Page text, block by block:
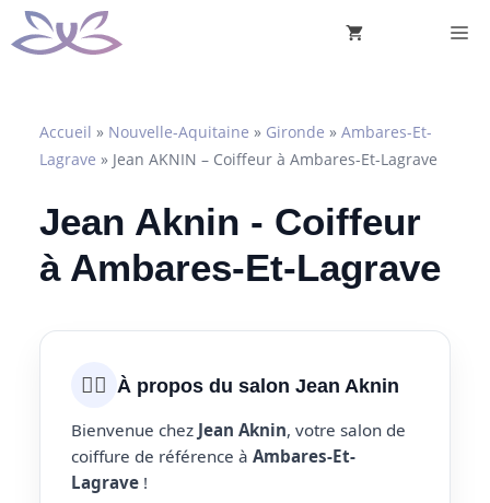
Aller
au
Accueil » Nouvelle-Aquitaine » Gironde » Ambares-Et-
Lagrave » Jean AKNIN – Coiffeur à Ambares-Et-Lagrave
Jean Aknin - Coiffeur
à Ambares-Et-Lagrave
💇‍♀️ À propos du salon Jean Aknin
Bienvenue chez Jean Aknin, votre salon de
coiffure de référence à Ambares-Et-
Lagrave !